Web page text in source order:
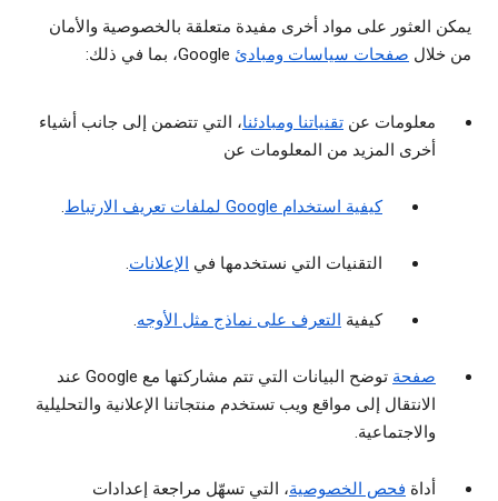
يمكن العثور على مواد أخرى مفيدة متعلقة بالخصوصية والأمان
من خلال صفحات سياسات ومبادئ
معلومات عن تقنياتنا ومبادئنا، التي تتضمن إلى جانب أشياء
أخرى المزيد من المعلومات عن
كيفية استخدام Google لملفات تعريف الارتباط .
التقنيات التي نستخدمها في الإعلانات.
كيفية التعرف على نماذج مثل الأوجه.
صفحة
توضح البيانات التي تتم مشاركتها مع Google عند
الانتقال إلى مواقع ويب تستخدم منتجاتنا الإعلانية والتحليلية
والاجتماعية.
أداة فحص الخصوصية، التي تسهّل مراجعة إعدادات